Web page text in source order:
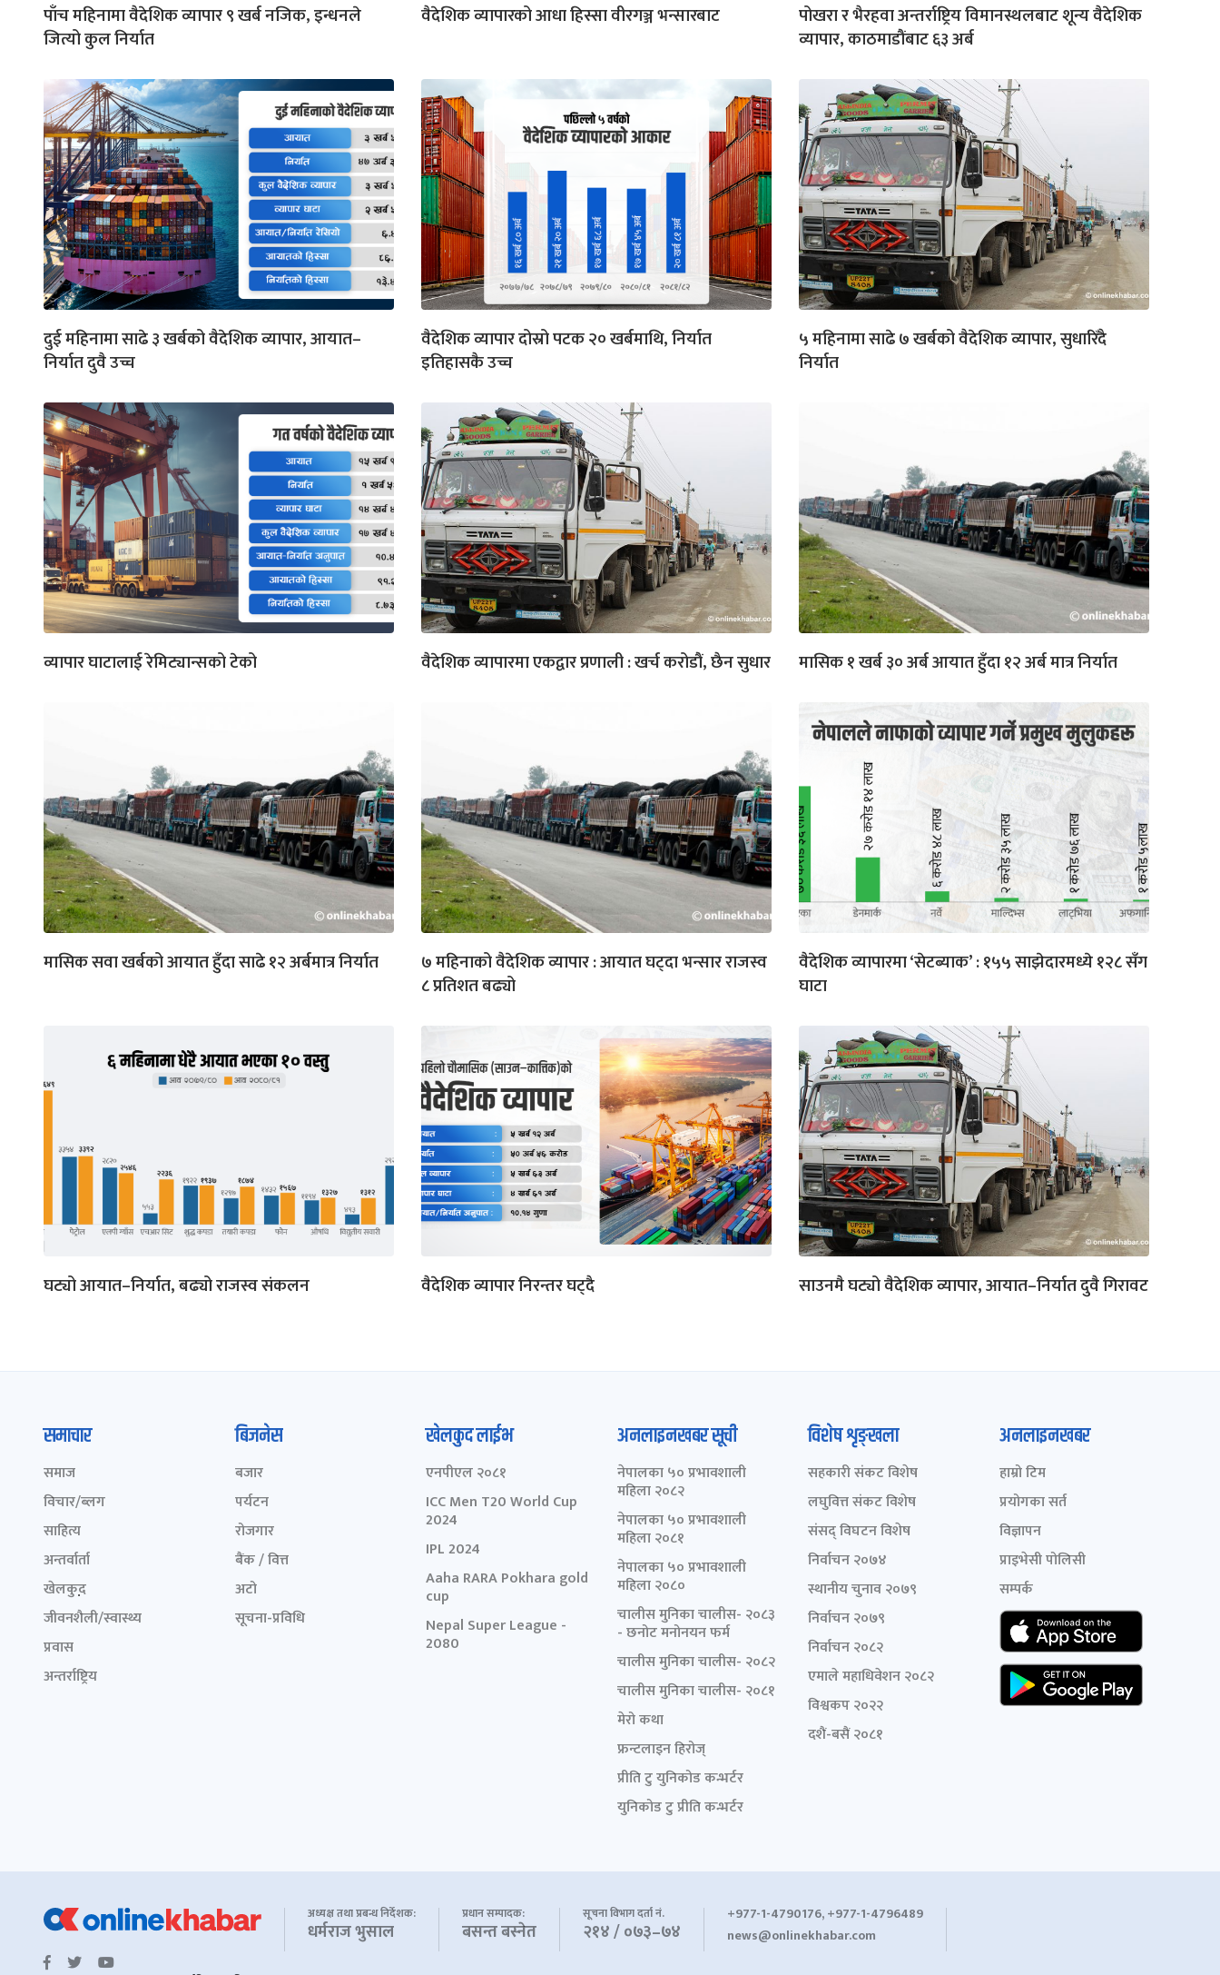
पाँच महिनामा वैदेशिक व्यापार ९ खर्ब नजिक, इन्धनले
जित्यो कुल निर्यात
वैदेशिक व्यापारको आधा हिस्सा वीरगञ्ज भन्सारबाट
पोखरा र भैरहवा अन्तर्राष्ट्रिय विमानस्थलबाट शून्य वैदेशिक
व्यापार, काठमाडौंबाट ६३ अर्ब
दुई महिनामा साढे ३ खर्बको वैदेशिक व्यापार, आयात–
निर्यात दुवै उच्च
वैदेशिक व्यापार दोस्रो पटक २० खर्बमाथि, निर्यात
इतिहासकै उच्च
५ महिनामा साढे ७ खर्बको वैदेशिक व्यापार, सुधारिँदै
निर्यात
व्यापार घाटालाई रेमिट्यान्सको टेको वैदेशिक व्यापारमा एकद्वार प्रणाली : खर्च करोडौं, छैन सुधार मासिक १ खर्ब ३० अर्ब आयात हुँदा १२ अर्ब मात्र निर्यात
मासिक सवा खर्बको आयात हुँदा साढे १२ अर्बमात्र निर्यात
७ महिनाको वैदेशिक व्यापार : आयात घट्दा भन्सार राजस्व
८ प्रतिशत बढ्यो
वैदेशिक व्यापारमा ‘सेटब्याक’ : १५५ साझेदारमध्ये १२८ सँग
घाटा
घट्यो आयात–निर्यात, बढ्यो राजस्व संकलन वैदेशिक व्यापार निरन्तर घट्दै साउनमै घट्यो वैदेशिक व्यापार, आयात–निर्यात दुवै गिरावट
समाचार
समाज
विचार/ब्लग
साहित्य
अन्तर्वार्ता
खेलकुद़़
जीवनशैली/स्वास्थ्य
प्रवास
अन्तर्राष्ट्रिय
बिजनेस
बजार
पर्यटन
रोजगार
बैंक / वित्त
अटो
सूचना-प्रविधि
खेलकुद लाईभ
एनपीएल २०८१
ICC Men T20 World Cup
2024
IPL 2024
Aaha RARA Pokhara gold
cup
Nepal Super League -
2080
अनलाइनखबर सूची
नेपालका ५० प्रभावशाली
महिला २०८२
नेपालका ५० प्रभावशाली
महिला २०८१
नेपालका ५० प्रभावशाली
महिला २०८०
चालीस मुनिका चालीस- २०८३
- छनोट मनोनयन फर्म
चालीस मुनिका चालीस- २०८२
चालीस मुनिका चालीस- २०८१
मेरो कथा
फ्रन्टलाइन हिरोज्
प्रीति टु युनिकोड कन्भर्टर
युनिकोड टु प्रीति कन्भर्टर
विशेष शृङ्खला
सहकारी संकट विशेष
लघुवित्त संकट विशेष
संसद् विघटन विशेष
निर्वाचन २०७४
स्थानीय चुनाव २०७९
निर्वाचन २०७९
निर्वाचन २०८२
एमाले महाधिवेशन २०८२
विश्वकप २०२२
दशैं-बसैं २०८१
अनलाइनखबर
हाम्रो टिम
प्रयोगका सर्त
विज्ञापन
प्राइभेसी पोलिसी
सम्पर्क
अध्यक्ष तथा प्रबन्ध निर्देशक:
धर्मराज भुसाल
प्रधान सम्पादक:
बसन्त बस्नेत
सूचना विभाग दर्ता नं.
२१४ / ०७३–७४
+977-1-4790176, +977-1-4796489
news@onlinekhabar.com